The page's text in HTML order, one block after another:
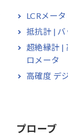
LCRメー
抵抗計 |
超絶縁計 |
ロメータ
高確度 デ
プローブ